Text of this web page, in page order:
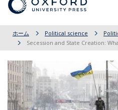
ホーム Political science
Secession and State Creation: